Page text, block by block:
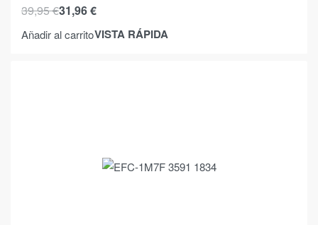
39,95€31,96€
Añadir al carritoVISTA RÁPIDA